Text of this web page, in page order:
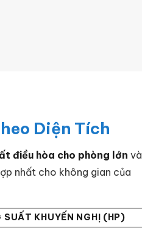
Diện Tích
điều hòa cho phòng lớn và
nhất cho không gian của
SUẤT KHUYẾN NGHỊ (HP)